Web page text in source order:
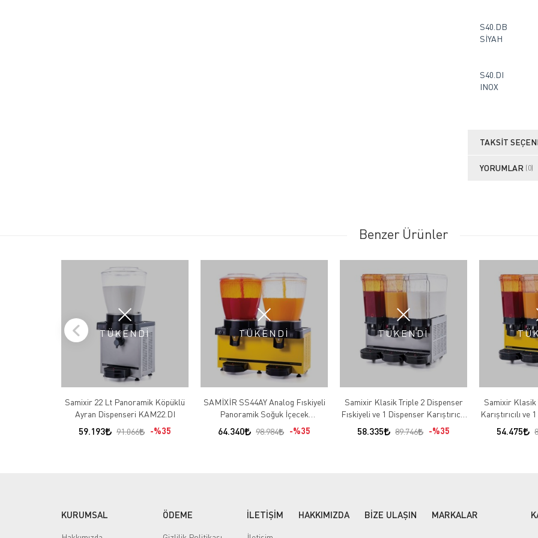
S40.DB
SİYAH
S40.DI
INOX
TAKSIT
YORUMLAR (0)
Benzer Ürünler
TÜKENDİ
Samixir 22 Lt Panoramik Köpüklü
Ayran Dispenseri KAM22.DI
59.193 91.066 %35
TÜKENDİ
SAMİXİR SS44AY Analog Fıskiyeli
Panoramik Soğuk İçecek
Dispenseri SS44.AY
64.340 98.984 %35
TÜKENDİ
Samixir Klasik Triple 2 Dispenser
Fıskiyeli ve 1 Dispenser Karıştırıcılı
Soğuk İçecek Dispenseri 60.SSMI
58.335 89.746 %35
Samixir Klasik
Karıştırıcılı ve
Soğuk İçecek
54.475
KURUMSAL ÖDEME İLETİŞİM HAKKIMIZDA BİZE ULAŞIN MARKALAR